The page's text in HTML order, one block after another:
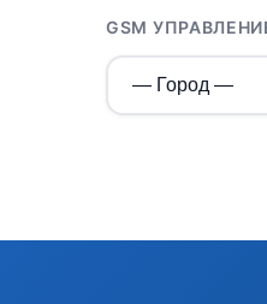
GSM